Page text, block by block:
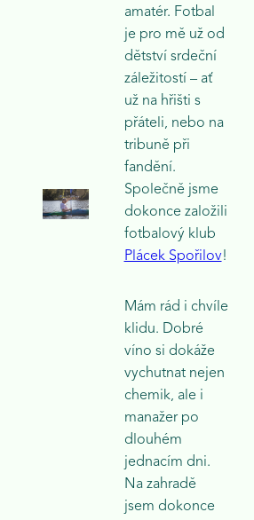
amatér. Fotbal
je pro mě už od
dětství srdeční
záležitostí – ať
už na hřišti s
přáteli, nebo na
tribuně při
fandění.
Společně jsme
dokonce založili
fotbalový klub
Plácek Spořilov!
Mám rád i chvíle
klidu. Dobré
víno si dokáže
vychutnat nejen
chemik, ale i
manažer po
dlouhém
jednacím dni.
Na zahradě
jsem dokonce